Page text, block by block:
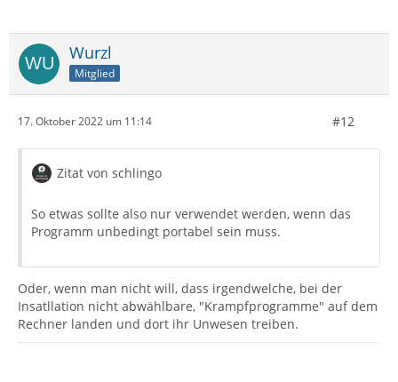
Wurzl
Mitglied
17. Oktober 2022 um 11:14 #12
Zitat von schlingo
So etwas sollte also nur verwendet werden, wenn das
Programm unbedingt portabel sein muss.
Oder, wenn man nicht will, dass irgendwelche, bei der
Insatllation nicht abwählbare, "Krampfprogramme" auf dem
Rechner landen und dort ihr Unwesen treiben.